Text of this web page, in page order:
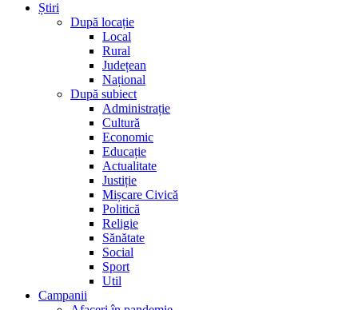
Știri
După locație
Local
Rural
Județean
Național
După subiect
Administrație
Cultură
Economic
Educație
Actualitate
Justiție
Mișcare Civică
Politică
Religie
Sănătate
Social
Sport
Util
Campanii